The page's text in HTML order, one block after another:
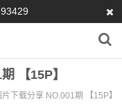
【15P】
下载分享 NO.001期 【15P】